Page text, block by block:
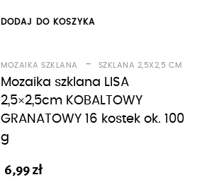
DODAJ DO KOSZYKA
MOZAIKA SZKLANA - SZKLANA 2,5X2,5 CM
Mozaika szklana LISA
2,5×2,5cm KOBALTOWY
GRANATOWY 16 kostek ok. 100
g
6,99zł